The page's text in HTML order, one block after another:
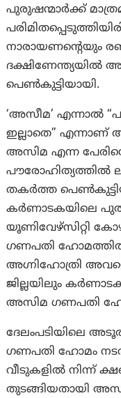
പുരുഷന്മാർക്ക്
നാരായണന്റെയും
ദക്ഷിണേന്ത്യയിൽ
പെൺകുട്ടിയായി.
‘അസീമ’ എന്നാൽ
ഇല്ലാതെ”
അസിമ എന്ന
പൗരോഹിത്യത്തിൽ
തകർത്ത
കർണാടകയിലെ
യൂണിവേഴ്സിറ്റി
ഗണപതി
അഗ്നിഹോത്രി
ജില്ലയിലും
അസിമ ഗണപതി
ദേലംപടിയിലെ
ഗണപതി ഹോമം
വീടുകളിൽ നിന്ന്
തുടങ്ങിയതായി